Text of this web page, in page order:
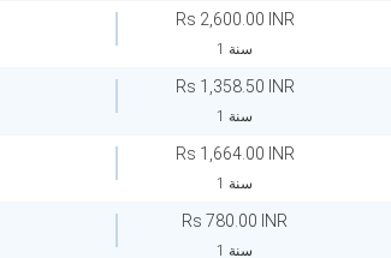
Rs 2,600.00 INR
1 سنة
Rs 1,358.50 INR
1 سنة
Rs 1,664.00 INR
1 سنة
Rs 780.00 INR
1 سنة